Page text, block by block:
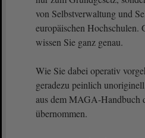
von Selbstverwaltung und
europäischen Hochschulen.
wissen Sie ganz genau.
Wie Sie dabei operativ
geradezu peinlich
aus dem MAGA-Handbuch
übernommen.